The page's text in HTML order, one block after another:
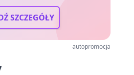
SZCZEGÓŁY
autopromocja